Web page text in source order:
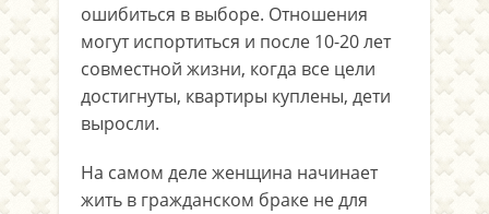
ошибиться в выборе. Отношения
могут испортиться и после 10-20 лет
совместной жизни, когда все цели
достигнуты, квартиры куплены, дети
выросли.
На самом деле женщина начинает
жить в гражданском браке не для